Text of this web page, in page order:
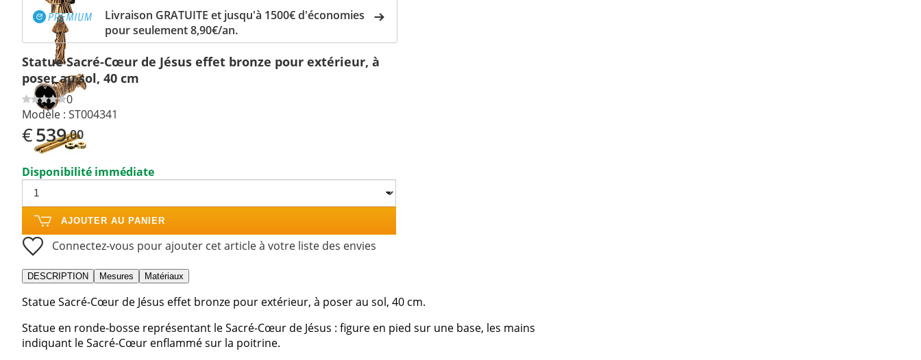
Livraison GRATUITE et jusqu'à 1500€ d'économies
pour seulement 8,90€/an.
Statue Sacré-Cœur de Jésus effet bronze pour extérieur, à
poser au sol, 40 cm
0
Modèle : ST004341
€539,00
Disponibilité immédiate
AJOUTER AU PANIER
Connectez-vous pour ajouter cet article à votre liste des envies
DESCRIPTION Mesures Matériaux
Statue Sacré-Cœur de Jésus effet bronze pour extérieur, à poser au sol, 40 cm.
Statue en ronde-bosse représentant le Sacré-Cœur de Jésus : figure en pied sur une base, les mains
indiquant le Sacré-Cœur enflammé sur la poitrine.